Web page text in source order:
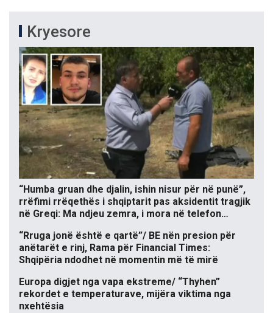
Kryesore
“Humba gruan dhe djalin, ishin nisur për në punë”,
rrëfimi rrëqethës i shqiptarit pas aksidentit tragjik
në Greqi: Ma ndjeu zemra, i mora në telefon…
“Rruga jonë është e qartë”/ BE nën presion për
anëtarët e rinj, Rama për Financial Times:
Shqipëria ndodhet në momentin më të mirë
Europa digjet nga vapa ekstreme/ “Thyhen”
rekordet e temperaturave, mijëra viktima nga
nxehtësia